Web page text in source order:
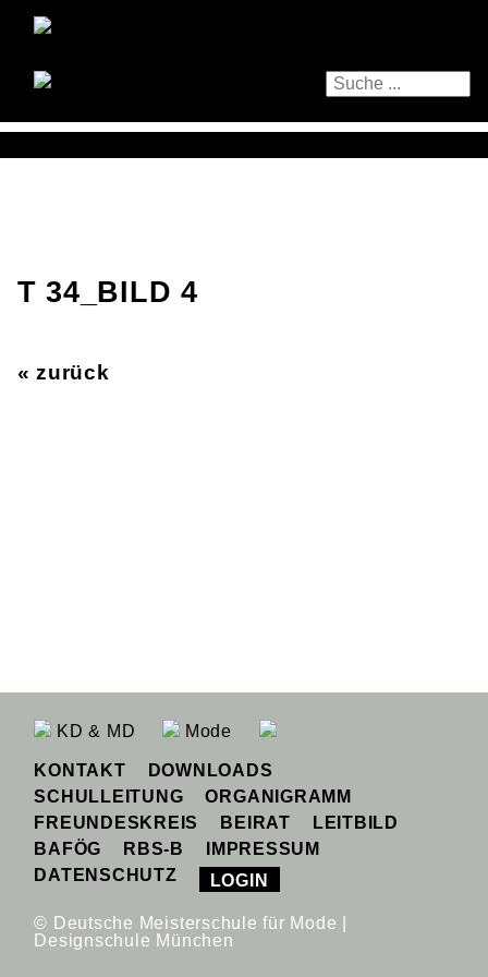
T 34_BILD 4
« zurück
KD & MD Mode
KONTAKT
DOWNLOADS
SCHULLEITUNG
ORGANIGRAMM
FREUNDESKREIS
BEIRAT
LEITBILD
BAFÖG
RBS-B
IMPRESSUM
DATENSCHUTZ
LOGIN
© Deutsche Meisterschule für Mode |
Designschule München